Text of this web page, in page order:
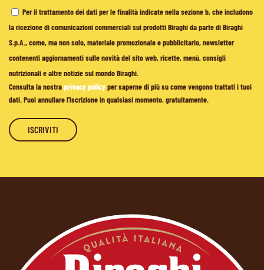
Per il trattamento dei dati per le finalità indicate nella sezione b, che includono
la ricezione di comunicazioni commerciali sui prodotti Biraghi da parte di Biraghi
S.p.A., come, ma non solo, materiale promozionale e pubblicitario, newsletter
contenenti aggiornamenti sulle novità del sito web, ricette, menù, consigli
nutrizionali e altre notizie sul mondo Biraghi.
Consulta la nostraprivacy policyper saperne di più su come vengono trattati i tuoi
dati. Puoi annullare l'iscrizione in qualsiasi momento, gratuitamente.